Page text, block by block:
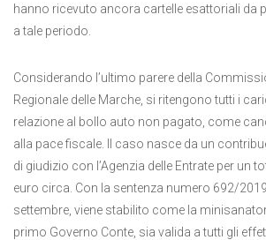
hanno ricevuto ancora cartelle esattoriali da
a tale periodo.
Considerando l’ultimo parere della
Regionale delle Marche, si ritengono tutti i
relazione al bollo auto non pagato, come
alla pace fiscale. Il caso nasce da un
di giudizio con l’Agenzia delle Entrate per un
euro circa. Con la sentenza numero 692/
settembre, viene stabilito come la
primo Governo Conte, sia valida a tutti gli